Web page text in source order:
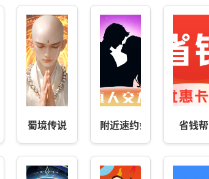
蜀境传说 附近速约会 省钱帮